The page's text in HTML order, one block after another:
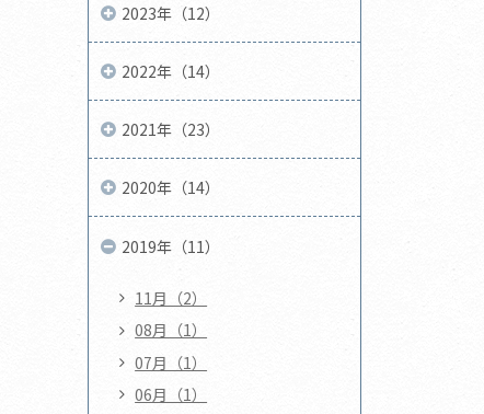
2023年（12）
2022年（14）
2021年（23）
2020年（14）
2019年（11）
11月（2）
08月（1）
07月（1）
06月（1）